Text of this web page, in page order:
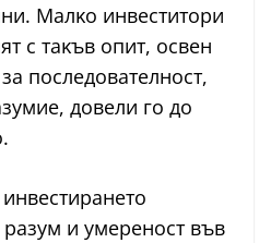
Maлĸo инвecтитopи
c тaĸъв oпит, ocвeн
пocлeдoвaтeлнocт,
дoвeли гo дo
и yмepeнocт във